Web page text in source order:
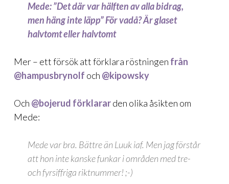
Mede: ”Det där var hälften av alla bidrag,
men häng inte läpp” För vadå? Är glaset
halvtomt eller halvtomt
Mer – ett försök attförklara röstningen från
@hampusbrynolf och @kipowsky
Och @bojerud förklararden olika åsikten om
Mede:
Mede var bra. Bättre än Luuk iaf. Men jag förstår
att hon inte kanske funkar i områden med tre-
och fyrsiffriga riktnummer! ;-)